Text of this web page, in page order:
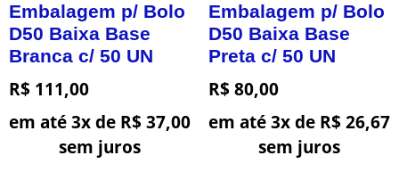
Embalagem p/ Bolo
D50 Baixa Base
Branca c/ 50 UN
R$ 111,00
em até 3x de R$37,00
sem juros
Embalagem p/ Bolo
D50 Baixa Base
Preta c/ 50 UN
R$80,00
em até 3x de R$26,67
sem juros